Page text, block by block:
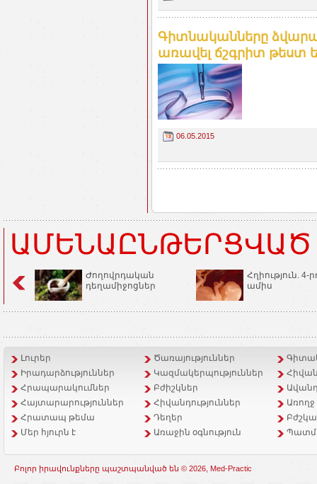
Գիտնականները
առավել ճշգրիտ թեստ
06.05.2015
Ժողովրդական
դեղամիջոցներ
Հղիություն. 4-
ամիս
Լուրեր Ծառայություններ
Իրադարձություններ
Կազմակերպություններ
Հրապարակումներ
Բժիշկներ
Հայտարարություններ
Հիվանդություններ
Հրատապ թեմա
Դեղեր
Մեր հյուրն է
Առաջին օգնություն
Բոլոր իրավունքները պաշտպանված են © 2026, Med-Practic